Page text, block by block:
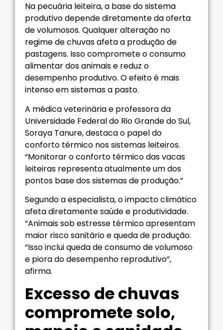
Na pecuária leiteira, a base do sistema
produtivo depende diretamente da oferta
de volumosos. Qualquer alteração no
regime de chuvas afeta a produção de
pastagens. Isso compromete o consumo
alimentar dos animais e reduz o
desempenho produtivo. O efeito é mais
intenso em sistemas a pasto.
A médica veterinária e professora da
Universidade Federal do Rio Grande do Sul,
Soraya Tanure, destaca o papel do
conforto térmico nos sistemas leiteiros.
“Monitorar o conforto térmico das vacas
leiteiras representa atualmente um dos
pontos base dos sistemas de produção.”
Segundo a especialista, o impacto climático
afeta diretamente saúde e produtividade.
“Animais sob estresse térmico apresentam
maior risco sanitário e queda de produção.
“Isso inclui queda de consumo de volumoso
e piora do desempenho reprodutivo”,
afirma.
Excesso de chuvas
compromete solo,